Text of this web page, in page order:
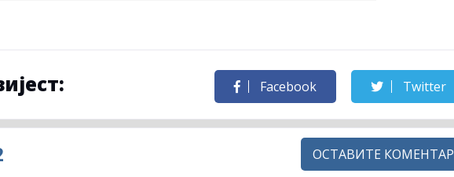
Facebook Twitter
ОСТАВИТЕ КОМЕНТАР